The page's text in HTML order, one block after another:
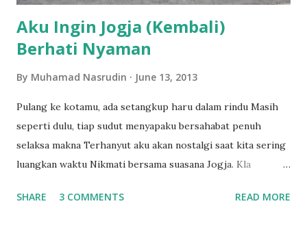
Aku Ingin Jogja (Kembali)
Berhati Nyaman
By Muhamad Nasrudin June 13, 2013
Pulang ke kotamu, ada setangkup haru dalam rindu Masih
seperti dulu, tiap sudut menyapaku bersahabat penuh
selaksa makna Terhanyut aku akan nostalgi saat kita sering
luangkan waktu Nikmati bersama suasana Jogja. Kla
terngiang di telinga. Dahulu sekali, sekitar lima belas tahun
SHARE 3 COMMENTS READ MORE